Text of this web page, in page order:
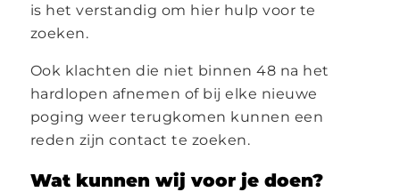
is het verstandig om hier hulp voor te
zoeken.
Ook klachten die niet binnen 48 na het
hardlopen afnemen of bij elke nieuwe
poging weer terugkomen kunnen een
reden zijn contact te zoeken.
Wat kunnen wij voor je doen?